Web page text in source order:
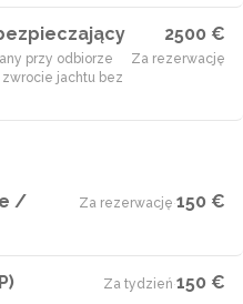
przy odbiorze
jachtu bez
2500 €
Za rezerwację
/
Za rezerwację·150 €
Za tydzień·150 €